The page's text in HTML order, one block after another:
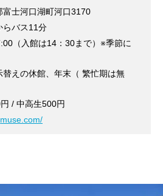
士河口湖町河口3170
らバス11分
（入館は14：30まで）※季節に
えの休館、年末（ 繁忙期は無
/ 中高生500円